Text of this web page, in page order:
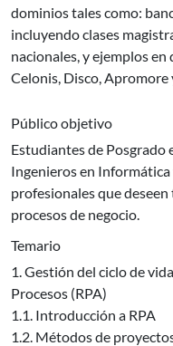
dominios tales como:
incluyendo clases
nacionales, y ejemplos
Celonis, Disco, Apromore
Público objetivo
Estudiantes de Posgrado
Ingenieros en
profesionales que
procesos de negocio.
Temario
1. Gestión del ciclo de
Procesos (RPA)
1.1. Introducción a RPA
1.2. Métodos de